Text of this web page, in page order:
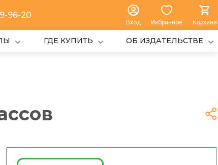
96-20
Вход Избранное Корзина
ГДЕ КУПИТЬ ОБ ИЗДАТЕЛЬСТВЕ